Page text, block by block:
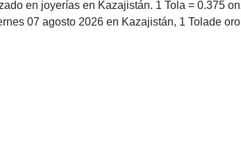
en joyerías en Kazajistán. 1 Tola = 0.375
07 agosto 2026 en Kazajistán, 1 Tolade